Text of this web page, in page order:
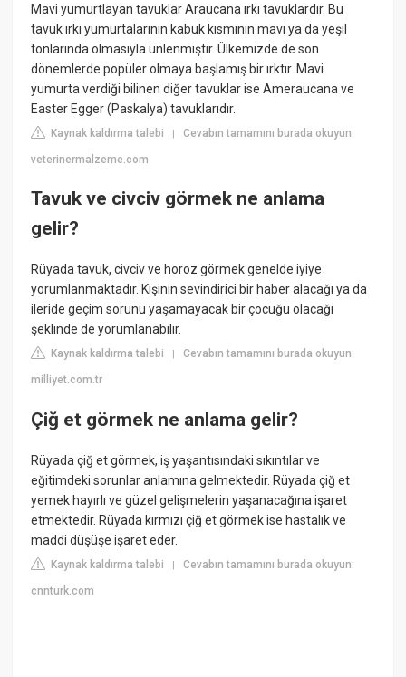
Mavi yumurtlayan tavuklar Araucana ırkı tavuklardır. Bu
tavuk ırkı yumurtalarının kabuk kısmının mavi ya da yeşil
tonlarında olmasıyla ünlenmiştir. Ülkemizde de son
dönemlerde popüler olmaya başlamış bir ırktır. Mavi
yumurta verdiği bilinen diğer tavuklar ise Ameraucana ve
Easter Egger (Paskalya) tavuklarıdır.
Kaynak kaldırma talebi |Cevabın tamamını burada okuyun:
veterinermalzeme.com
Tavuk ve civciv görmek ne anlama
gelir?
Rüyada tavuk, civciv ve horoz görmek genelde iyiye
yorumlanmaktadır. Kişinin sevindirici bir haber alacağı ya da
ileride geçim sorunu yaşamayacak bir çocuğu olacağı
şeklinde de yorumlanabilir.
Kaynak kaldırma talebi |Cevabın tamamını burada okuyun:
milliyet.com.tr
Çiğ et görmek ne anlama gelir?
Rüyada çiğ et görmek, iş yaşantısındaki sıkıntılar ve
eğitimdeki sorunlar anlamına gelmektedir. Rüyada çiğ et
yemek hayırlı ve güzel gelişmelerin yaşanacağına işaret
etmektedir. Rüyada kırmızı çiğ et görmek ise hastalık ve
maddi düşüşe işaret eder.
Kaynak kaldırma talebi |Cevabın tamamını burada okuyun:
cnnturk.com